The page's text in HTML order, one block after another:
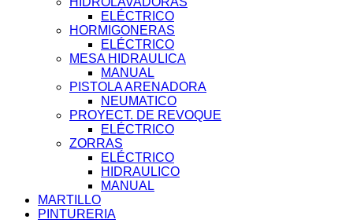
ELÉCTRICO
HORMIGONERAS
ELÉCTRICO
MESA HIDRAULICA
MANUAL
PISTOLA ARENADORA
NEUMATICO
PROYECT. DE REVOQUE
ELÉCTRICO
ZORRAS
ELÉCTRICO
HIDRAULICO
MANUAL
MARTILLO
PINTURERIA